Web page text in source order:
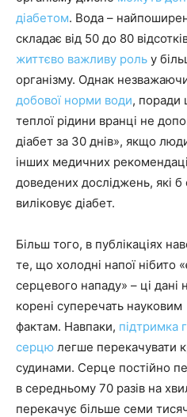
діабетом. Вода –
складає від 50 до 80
життєво важливу роль у
організму. Однак
добової норми води, поради
теплої рідини вранці не
діабет за 30 днів», якщо
інших медичних
доведених досліджень, які
виліковує діабет.
Більш того, в публікаціях
те, що холодні напої
серцевого нападу» – ці дані
корені суперечать науковим
фактам. Навпаки, підтримка
серцю легше перекачувати
судинами. Серце постійно
в середньому 70 разів на
перекачує більше семи тисяч